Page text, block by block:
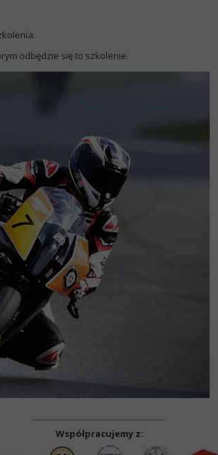
odbędzie się to szkolenie.
Współpracujemy z: